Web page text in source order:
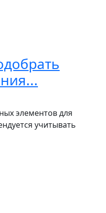
элементов для
учитывать